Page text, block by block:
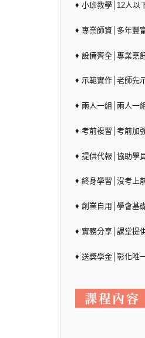
♦ 小班教學│12人以
♦ 專業師資│多年豐
♦ 設備齊全│專業烹
♦ 示範實作│老師先
♦ 兩人一組│兩人一
♦ 考前複習│考前加
♦ 提供代報│協助學
♦ 終身學習│沒考上
♦ 創業自用│學會基
♦ 實務分享│課堂提
♦ 送獎學金│彰化唯